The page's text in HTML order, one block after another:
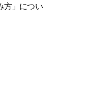
方」につい